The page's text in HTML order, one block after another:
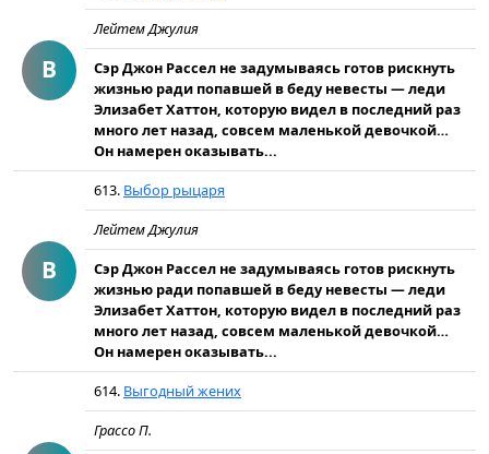
В
Лейтем Джулия
Сэр Джон Рассел не задумываясь готов рискнуть
жизнью ради попавшей в беду невесты — леди
Элизабет Хаттон, которую видел в последний раз
много лет назад, совсем маленькой девочкой…
Он намерен оказывать...
В
613. Выбор рыцаря
Лейтем Джулия
Сэр Джон Рассел не задумываясь готов рискнуть
жизнью ради попавшей в беду невесты — леди
Элизабет Хаттон, которую видел в последний раз
много лет назад, совсем маленькой девочкой…
Он намерен оказывать...
614. Выгодный жених
Грассо П.